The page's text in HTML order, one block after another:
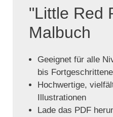
"Little Red
Malbuch
Geeignet für alle
bis
Hochwertige,
Illustrationen
Lade das PDF